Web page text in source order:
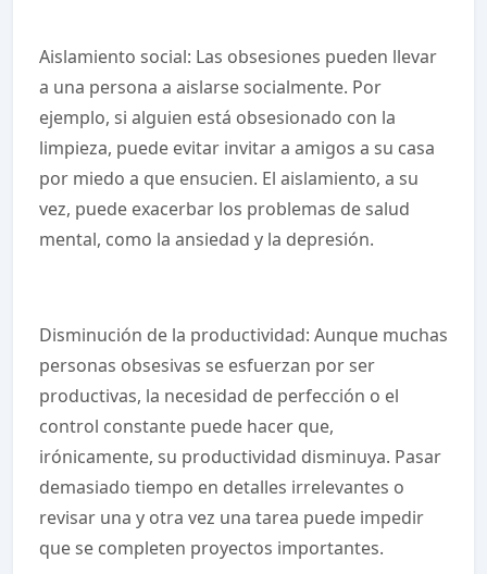
Aislamiento social: Las obsesiones pueden llevar
a una persona a aislarse socialmente. Por
ejemplo, si alguien está obsesionado con la
limpieza, puede evitar invitar a amigos a su casa
por miedo a que ensucien. El aislamiento, a su
vez, puede exacerbar los problemas de salud
mental, como la ansiedad y la depresión.
Disminución de la productividad: Aunque muchas
personas obsesivas se esfuerzan por ser
productivas, la necesidad de perfección o el
control constante puede hacer que,
irónicamente, su productividad disminuya. Pasar
demasiado tiempo en detalles irrelevantes o
revisar una y otra vez una tarea puede impedir
que se completen proyectos importantes.